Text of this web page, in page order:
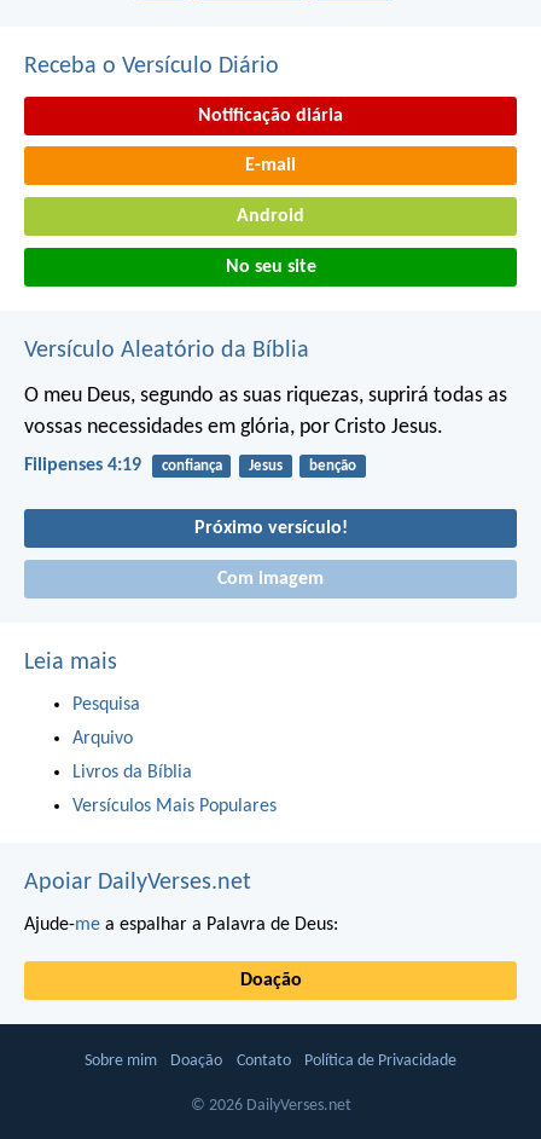
Receba o Versículo Diário
Notificação diária
E-mail
Android
No seu site
Versículo Aleatório da Bíblia
O meu Deus, segundo as suas riquezas, suprirá todas as
vossas necessidades em glória, por Cristo Jesus.
Filipenses 4:19 confiança Jesus benção
Próximo versículo!
Com imagem
Leia mais
Pesquisa
Arquivo
Livros da Bíblia
Versículos Mais Populares
Apoiar DailyVerses.net
Ajude-me a espalhar a Palavra de Deus:
Doação
Sobre mim Doação Contato Política de Privacidade
© 2026 DailyVerses.net